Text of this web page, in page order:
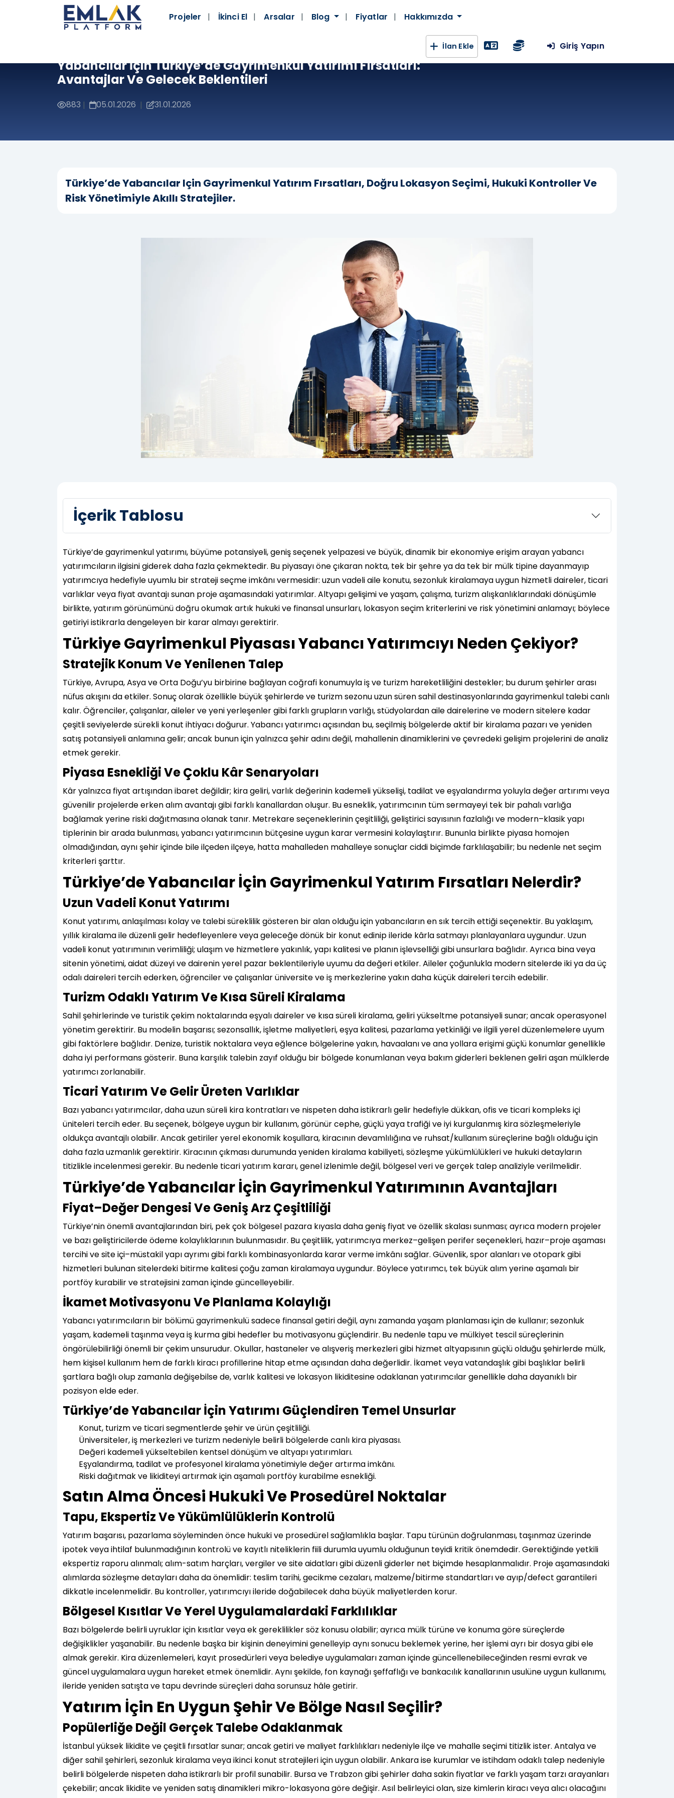
Projeler İkinci El Arsalar Blog Fiyatlar Hakkımızda
İlan Ekle Giriş Yapın
Yabancılar İçin Türkiye’de Gayrimenkul Yatırımı Fırsatları:
Avantajlar Ve Gelecek Beklentileri
883 | 05.01.2026 | 31.01.2026
Türkiye’de Yabancılar Için Gayrimenkul Yatırım Fırsatları, Doğru Lokasyon Seçimi, Hukuki Kontroller Ve
Risk Yönetimiyle Akıllı Stratejiler.
İçerik Tablosu
Türkiye’de gayrimenkul yatırımı, büyüme potansiyeli, geniş seçenek yelpazesi ve büyük, dinamik bir ekonomiye erişim arayan yabancı
yatırımcıların ilgisini giderek daha fazla çekmektedir. Bu piyasayı öne çıkaran nokta, tek bir şehre ya da tek bir mülk tipine dayanmayıp
yatırımcıya hedefiyle uyumlu bir strateji seçme imkânı vermesidir: uzun vadeli aile konutu, sezonluk kiralamaya uygun hizmetli daireler, ticari
varlıklar veya fiyat avantajı sunan proje aşamasındaki yatırımlar. Altyapı gelişimi ve yaşam, çalışma, turizm alışkanlıklarındaki dönüşümle
birlikte, yatırım görünümünü doğru okumak artık hukuki ve finansal unsurları, lokasyon seçim kriterlerini ve risk yönetimini anlamayı; böylece
getiriyi istikrarla dengeleyen bir karar almayı gerektirir.
Türkiye Gayrimenkul Piyasası Yabancı Yatırımcıyı Neden Çekiyor?
Stratejik Konum Ve Yenilenen Talep
Türkiye, Avrupa, Asya ve Orta Doğu’yu birbirine bağlayan coğrafi konumuyla iş ve turizm hareketliliğini destekler; bu durum şehirler arası
nüfus akışını da etkiler. Sonuç olarak özellikle büyük şehirlerde ve turizm sezonu uzun süren sahil destinasyonlarında gayrimenkul talebi canlı
kalır. Öğrenciler, çalışanlar, aileler ve yeni yerleşenler gibi farklı grupların varlığı, stüdyolardan aile dairelerine ve modern sitelere kadar
çeşitli seviyelerde sürekli konut ihtiyacı doğurur. Yabancı yatırımcı açısından bu, seçilmiş bölgelerde aktif bir kiralama pazarı ve yeniden
satış potansiyeli anlamına gelir; ancak bunun için yalnızca şehir adını değil, mahallenin dinamiklerini ve çevredeki gelişim projelerini de analiz
etmek gerekir.
Piyasa Esnekliği Ve Çoklu Kâr Senaryoları
Kâr yalnızca fiyat artışından ibaret değildir; kira geliri, varlık değerinin kademeli yükselişi, tadilat ve eşyalandırma yoluyla değer artırımı veya
güvenilir projelerde erken alım avantajı gibi farklı kanallardan oluşur. Bu esneklik, yatırımcının tüm sermayeyi tek bir pahalı varlığa
bağlamak yerine riski dağıtmasına olanak tanır. Metrekare seçeneklerinin çeşitliliği, geliştirici sayısının fazlalığı ve modern–klasik yapı
tiplerinin bir arada bulunması, yabancı yatırımcının bütçesine uygun karar vermesini kolaylaştırır. Bununla birlikte piyasa homojen
olmadığından, aynı şehir içinde bile ilçeden ilçeye, hatta mahalleden mahalleye sonuçlar ciddi biçimde farklılaşabilir; bu nedenle net seçim
kriterleri şarttır.
Türkiye’de Yabancılar İçin Gayrimenkul Yatırım Fırsatları Nelerdir?
Uzun Vadeli Konut Yatırımı
Konut yatırımı, anlaşılması kolay ve talebi süreklilik gösteren bir alan olduğu için yabancıların en sık tercih ettiği seçenektir. Bu yaklaşım,
yıllık kiralama ile düzenli gelir hedefleyenlere veya geleceğe dönük bir konut edinip ileride kârla satmayı planlayanlara uygundur. Uzun
vadeli konut yatırımının verimliliği; ulaşım ve hizmetlere yakınlık, yapı kalitesi ve planın işlevselliği gibi unsurlara bağlıdır. Ayrıca bina veya
sitenin yönetimi, aidat düzeyi ve dairenin yerel pazar beklentileriyle uyumu da değeri etkiler. Aileler çoğunlukla modern sitelerde iki ya da üç
odalı daireleri tercih ederken, öğrenciler ve çalışanlar üniversite ve iş merkezlerine yakın daha küçük daireleri tercih edebilir.
Turizm Odaklı Yatırım Ve Kısa Süreli Kiralama
Sahil şehirlerinde ve turistik çekim noktalarında eşyalı daireler ve kısa süreli kiralama, geliri yükseltme potansiyeli sunar; ancak operasyonel
yönetim gerektirir. Bu modelin başarısı; sezonsallık, işletme maliyetleri, eşya kalitesi, pazarlama yetkinliği ve ilgili yerel düzenlemelere uyum
gibi faktörlere bağlıdır. Denize, turistik noktalara veya eğlence bölgelerine yakın, havaalanı ve ana yollara erişimi güçlü konumlar genellikle
daha iyi performans gösterir. Buna karşılık talebin zayıf olduğu bir bölgede konumlanan veya bakım giderleri beklenen geliri aşan mülklerde
yatırımcı zorlanabilir.
Ticari Yatırım Ve Gelir Üreten Varlıklar
Bazı yabancı yatırımcılar, daha uzun süreli kira kontratları ve nispeten daha istikrarlı gelir hedefiyle dükkan, ofis ve ticari kompleks içi
üniteleri tercih eder. Bu seçenek, bölgeye uygun bir kullanım, görünür cephe, güçlü yaya trafiği ve iyi kurgulanmış kira sözleşmeleriyle
oldukça avantajlı olabilir. Ancak getiriler yerel ekonomik koşullara, kiracının devamlılığına ve ruhsat/kullanım süreçlerine bağlı olduğu için
daha fazla uzmanlık gerektirir. Kiracının çıkması durumunda yeniden kiralama kabiliyeti, sözleşme yükümlülükleri ve hukuki detayların
titizlikle incelenmesi gerekir. Bu nedenle ticari yatırım kararı, genel izlenimle değil, bölgesel veri ve gerçek talep analiziyle verilmelidir.
Türkiye’de Yabancılar İçin Gayrimenkul Yatırımının Avantajları
Fiyat–Değer Dengesi Ve Geniş Arz Çeşitliliği
Türkiye’nin önemli avantajlarından biri, pek çok bölgesel pazara kıyasla daha geniş fiyat ve özellik skalası sunması; ayrıca modern projeler
ve bazı geliştiricilerde ödeme kolaylıklarının bulunmasıdır. Bu çeşitlilik, yatırımcıya merkez–gelişen perifer seçenekleri, hazır–proje aşaması
tercihi ve site içi–müstakil yapı ayrımı gibi farklı kombinasyonlarda karar verme imkânı sağlar. Güvenlik, spor alanları ve otopark gibi
hizmetleri bulunan sitelerdeki bitirme kalitesi çoğu zaman kiralamaya uygundur. Böylece yatırımcı, tek büyük alım yerine aşamalı bir
portföy kurabilir ve stratejisini zaman içinde güncelleyebilir.
İkamet Motivasyonu Ve Planlama Kolaylığı
Yabancı yatırımcıların bir bölümü gayrimenkulü sadece finansal getiri değil, aynı zamanda yaşam planlaması için de kullanır; sezonluk
yaşam, kademeli taşınma veya iş kurma gibi hedefler bu motivasyonu güçlendirir. Bu nedenle tapu ve mülkiyet tescil süreçlerinin
öngörülebilirliği önemli bir çekim unsurudur. Okullar, hastaneler ve alışveriş merkezleri gibi hizmet altyapısının güçlü olduğu şehirlerde mülk,
hem kişisel kullanım hem de farklı kiracı profillerine hitap etme açısından daha değerlidir. İkamet veya vatandaşlık gibi başlıklar belirli
şartlara bağlı olup zamanla değişebilse de, varlık kalitesi ve lokasyon likiditesine odaklanan yatırımcılar genellikle daha dayanıklı bir
pozisyon elde eder.
Türkiye’de Yabancılar İçin Yatırımı Güçlendiren Temel Unsurlar
Konut, turizm ve ticari segmentlerde şehir ve ürün çeşitliliği.
Üniversiteler, iş merkezleri ve turizm nedeniyle belirli bölgelerde canlı kira piyasası.
Değeri kademeli yükseltebilen kentsel dönüşüm ve altyapı yatırımları.
Eşyalandırma, tadilat ve profesyonel kiralama yönetimiyle değer artırma imkânı.
Riski dağıtmak ve likiditeyi artırmak için aşamalı portföy kurabilme esnekliği.
Satın Alma Öncesi Hukuki Ve Prosedürel Noktalar
Tapu, Ekspertiz Ve Yükümlülüklerin Kontrolü
Yatırım başarısı, pazarlama söyleminden önce hukuki ve prosedürel sağlamlıkla başlar. Tapu türünün doğrulanması, taşınmaz üzerinde
ipotek veya ihtilaf bulunmadığının kontrolü ve kayıtlı niteliklerin fiili durumla uyumlu olduğunun teyidi kritik önemdedir. Gerektiğinde yetkili
ekspertiz raporu alınmalı; alım-satım harçları, vergiler ve site aidatları gibi düzenli giderler net biçimde hesaplanmalıdır. Proje aşamasındaki
alımlarda sözleşme detayları daha da önemlidir: teslim tarihi, gecikme cezaları, malzeme/bitirme standartları ve ayıp/defect garantileri
dikkatle incelenmelidir. Bu kontroller, yatırımcıyı ileride doğabilecek daha büyük maliyetlerden korur.
Bölgesel Kısıtlar Ve Yerel Uygulamalardaki Farklılıklar
Bazı bölgelerde belirli uyruklar için kısıtlar veya ek gereklilikler söz konusu olabilir; ayrıca mülk türüne ve konuma göre süreçlerde
değişiklikler yaşanabilir. Bu nedenle başka bir kişinin deneyimini genelleyip aynı sonucu beklemek yerine, her işlemi ayrı bir dosya gibi ele
almak gerekir. Kira düzenlemeleri, kayıt prosedürleri veya belediye uygulamaları zaman içinde güncellenebileceğinden resmi evrak ve
güncel uygulamalara uygun hareket etmek önemlidir. Aynı şekilde, fon kaynağı şeffaflığı ve bankacılık kanallarının usulüne uygun kullanımı,
ileride yeniden satışta ve tapu devrinde süreçleri daha sorunsuz hâle getirir.
Yatırım İçin En Uygun Şehir Ve Bölge Nasıl Seçilir?
Popülerliğe Değil Gerçek Talebe Odaklanmak
İstanbul yüksek likidite ve çeşitli fırsatlar sunar; ancak getiri ve maliyet farklılıkları nedeniyle ilçe ve mahalle seçimi titizlik ister. Antalya ve
diğer sahil şehirleri, sezonluk kiralama veya ikinci konut stratejileri için uygun olabilir. Ankara ise kurumlar ve istihdam odaklı talep nedeniyle
belirli bölgelerde nispeten daha istikrarlı bir profil sunabilir. Bursa ve Trabzon gibi şehirler daha sakin fiyatlar ve farklı yaşam tarzı arayanları
çekebilir; ancak likidite ve yeniden satış dinamikleri mikro-lokasyona göre değişir. Asıl belirleyici olan, size kimlerin kiracı veya alıcı olacağını